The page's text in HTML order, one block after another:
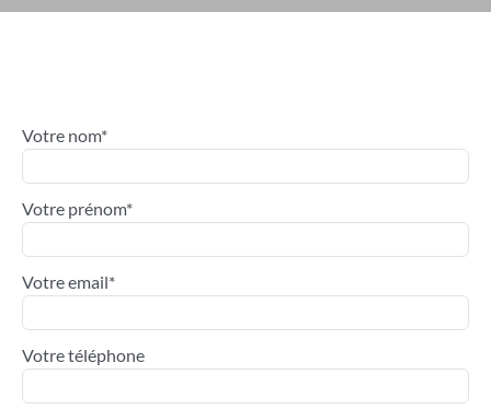
Votre nom*
Votre prénom*
Votre email*
Votre téléphone